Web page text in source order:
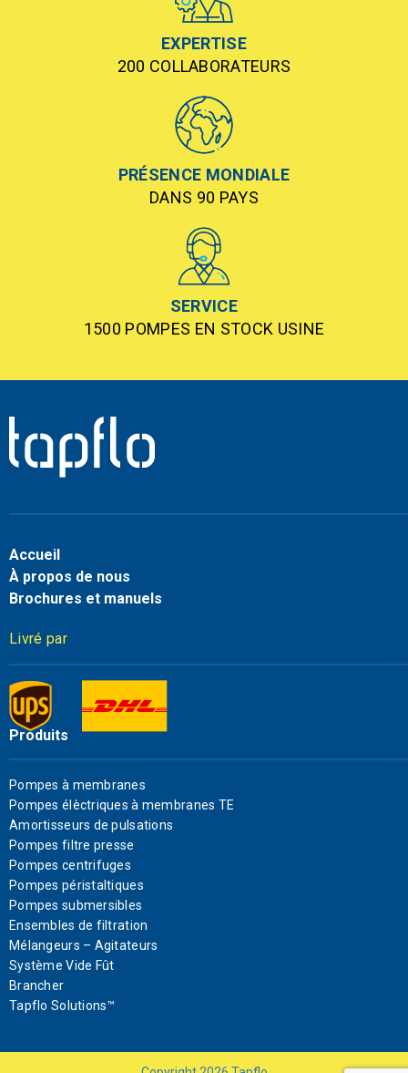
EXPERTISE
200 COLLABORATEURS
PRÉSENCE MONDIALE
DANS 90 PAYS
SERVICE
1500 POMPES EN STOCK USINE
Accueil
À propos de nous
Brochures et manuels
Livré par
Produits
Pompes à membranes
Pompes élèctriques à membranes TE
Amortisseurs de pulsations
Pompes filtre presse
Pompes centrifuges
Pompes péristaltiques
Pompes submersibles
Ensembles de filtration
Mélangeurs – Agitateurs
Système Vide Fût
Brancher
Tapflo Solutions™